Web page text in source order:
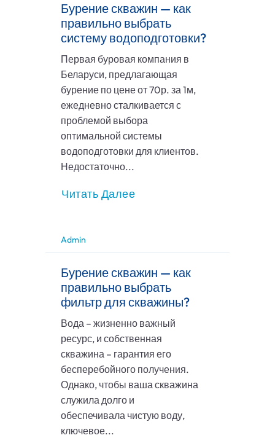
Бурение скважин — как
правильно выбрать
систему водоподготовки?
Первая буровая компания в
Беларуси, предлагающая
бурение по цене от 70р. за 1м,
ежедневно сталкивается с
проблемой выбора
оптимальной системы
водоподготовки для клиентов.
Недостаточно...
Читать Далее
Admin
Бурение скважин — как
правильно выбрать
фильтр для скважины?
Вода – жизненно важный
ресурс, и собственная
скважина – гарантия его
бесперебойного получения.
Однако, чтобы ваша скважина
служила долго и
обеспечивала чистую воду,
ключевое...